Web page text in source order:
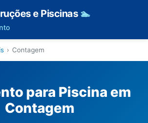
e Piscinas 🏊
› Contagem
para Piscina em
Contagem